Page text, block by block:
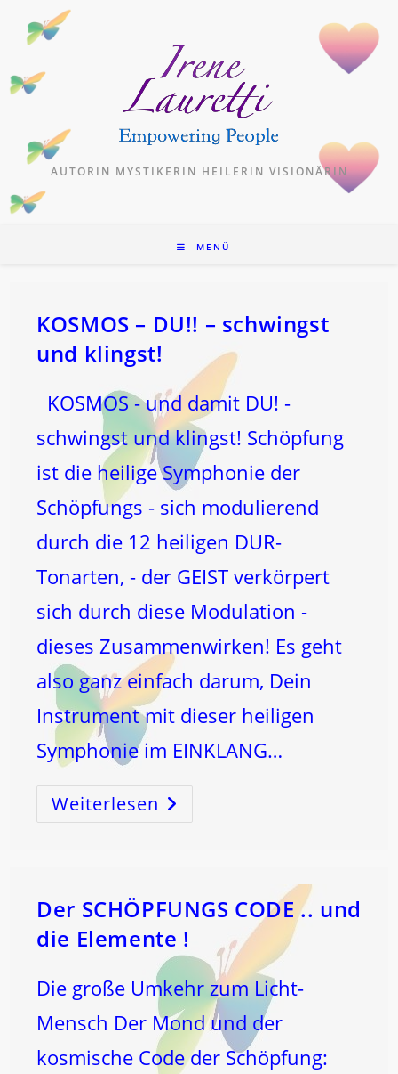
Inhalt
AUTORIN MYSTIKERIN HEILERIN VISIONÄRIN
MENÜ
KOSMOS – DU!! – schwingst
und klingst!
KOSMOS - und damit DU! -
schwingst und klingst! Schöpfung
ist die heilige Symphonie der
Schöpfungs - sich modulierend
durch die 12 heiligen DUR-
Tonarten, - der GEIST verkörpert
sich durch diese Modulation -
dieses Zusammenwirken! Es geht
also ganz einfach darum, Dein
Instrument mit dieser heiligen
Symphonie im EINKLANG…
Weiterlesen KOSMOS
DU!!
Der SCHÖPFUNGS CODE .. und
die Elemente !
Die große Umkehr zum Licht-
Mensch Der Mond und der
kosmische Code der Schöpfung: